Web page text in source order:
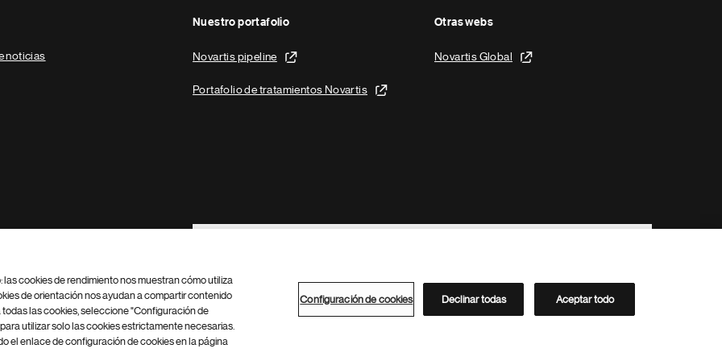
noticias
Nuestro portafolio
Novartis pipeline
Portafolio de tratamientos Novartis
Otras webs
Novartis Global
Footer Site Search
Configuración de cookies Mapa del sitio
Directorio de Novartis
cookies de rendimiento nos muestran cómo utiliza
de orientación nos ayudan a compartir contenido
las cookies, seleccione "Configuración de
utilizar solo las cookies estrictamente necesarias.
el enlace de configuración de cookies en la página
Configuración de cookies Declinar todas Aceptar todo